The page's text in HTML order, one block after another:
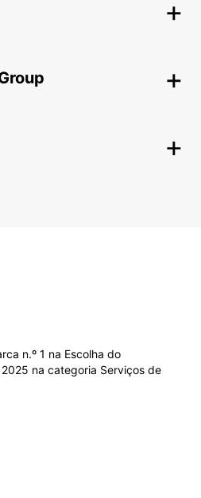
n.º 1 na Escolha do
2025 na categoria Serviços de